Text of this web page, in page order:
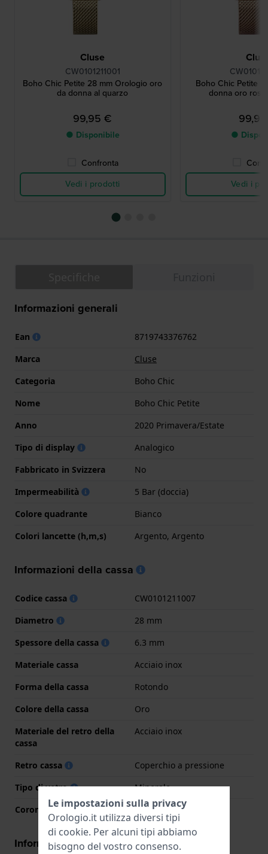
Cluse
CW0101211001
Boho Chic Petite 28 mm Orologio oro
da donna al quarzo
99,95 €
● Disponibile
Confronta
Vedi i prodotti
Boho Chic Petite
donna oro
●
Vedi i
Informazioni generali
Ean
8719743376762
Marca
Cluse
Categoria
Boho Chic
Nome
Boho Chic Petite
Anno
2020 Primavera/Estate
Tipo di display
Analogico
Fabbricato in Svizzera
No
Impermeabilità
5 Bar (doccia)
Colore quadrante
Bianco
Colori lancette (h,m,s)
Argento, Argento
Informazioni della cassa
Codice cassa
CW0101211007
Diametro
28 mm
Spessore della cassa
6.3 mm
Materiale cassa
Acciaio inox
Forma della cassa
Rotondo
Colore della cassa
Oro
Materiale del retro della
cassa
Acciaio inox
Retro cassa
Coperchio a pressione
Tipo di vetro
Minerale
Corona
Corona da estrarre
Informazioni del movimento
Le impostazioni sulla privacy
Orologio.it utilizza diversi tipi
di cookie. Per alcuni tipi abbiamo
bisogno del vostro consenso.